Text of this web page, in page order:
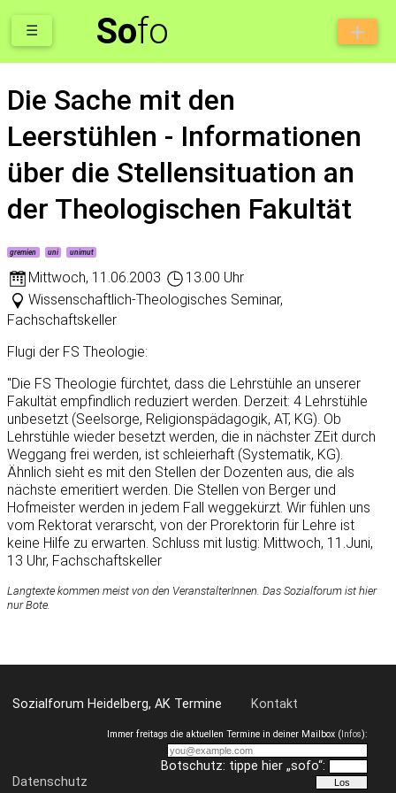
Sofo
☰
Die Sache mit den
Leerstühlen - Informationen
über die Stellensituation an
der Theologischen Fakultät
gremien uni unimut
Mittwoch, 11.06.2003
13.00 Uhr
Wissenschaftlich-Theologisches Seminar,
Fachschaftskeller
Flugi der FS Theologie:
"Die FS Theologie fürchtet, dass die Lehrstühle an unserer
Fakultät empfindlich reduziert werden. Derzeit: 4 Lehrstühle
unbesetzt (Seelsorge, Religionspädagogik, AT, KG). Ob
Lehrstühle wieder besetzt werden, die in nächster ZEit durch
Weggang frei werden, ist schleierhaft (Systematik, KG).
Ähnlich sieht es mit den Stellen der Dozenten aus, die als
nächste emeritiert werden. Die Stellen von Berger und
Hofmeister werden in jedem Fall weggekürzt. Wir fühlen uns
vom Rektorat verarscht, von der Prorektorin für Lehre ist
keine Hilfe zu erwarten. Schluss mit lustig: Mittwoch, 11.Juni,
13 Uhr, Fachschaftskeller
Langtexte kommen meist von den VeranstalterInnen. Das Sozialforum ist hier
nur Bote.
Sozialforum Heidelberg, AK Termine Kontakt
Datenschutz
Immer freitags die aktuellen Termine in deiner Mailbox (Infos):
Botschutz: tippe hier „sofo“: